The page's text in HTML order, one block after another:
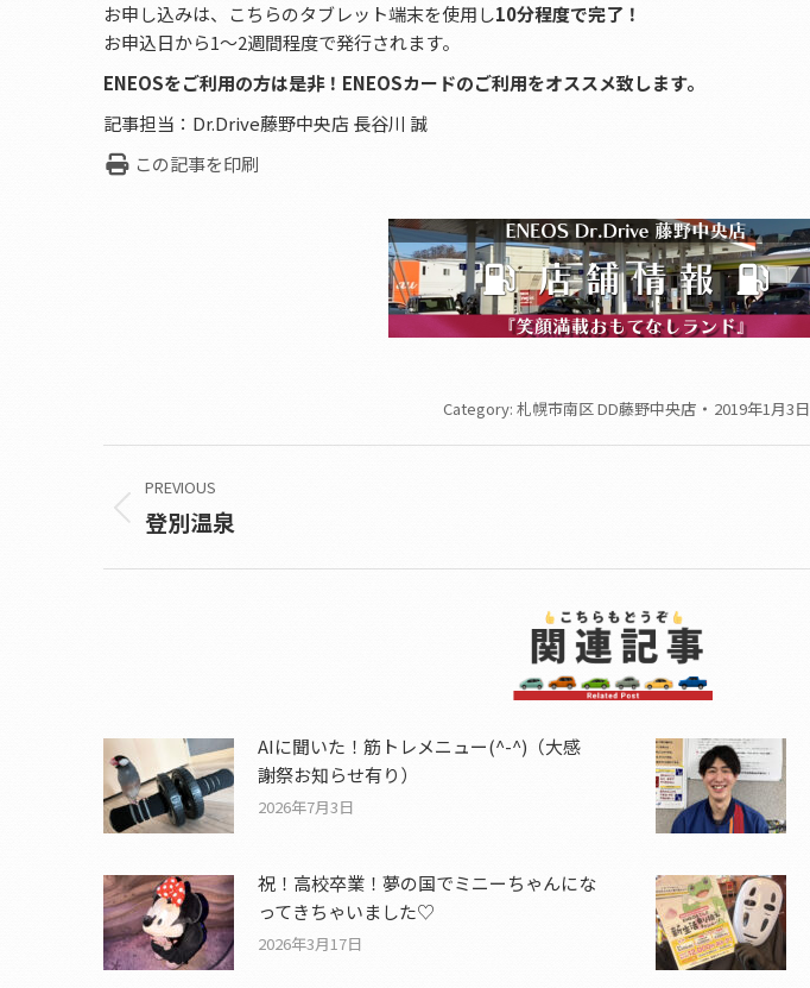
お申し込みは、こちらのタブレット端末を使用し10分程度で完了！
お申込日から1～2週間程度で発行されます。
ENEOSをご利用の方は是非！ENEOSカードのご利用をオススメ致します。
記事担当：Dr.Drive藤野中央店 長谷川 誠
この記事を印刷
Category: 札幌市南区 DD藤野中央店 2019年1月3日
navigation
PREVIOUS
Previous
登別温泉
AIに聞いた！筋トレメニュー(^-^)（大感
謝祭お知らせ有り）
2026年7月3日
祝！高校卒業！夢の国でミニーちゃんにな
ってきちゃいました♡
2026年3月17日